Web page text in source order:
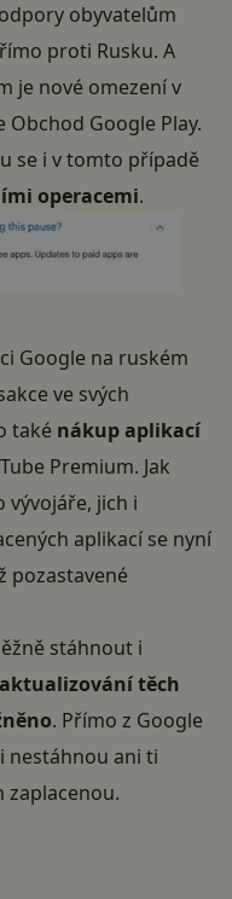
obyvatelům
proti Rusku. A
je nové omezení v
Google Play.
se i v tomto případě
operacemi.
Google na ruském
ve svých
také nákup aplikací
Premium. Jak
jich i
aplikací se nyní
pozastavené
stáhnout i
těch
. Přímo z Google
nestáhnou ani ti
zaplacenou.